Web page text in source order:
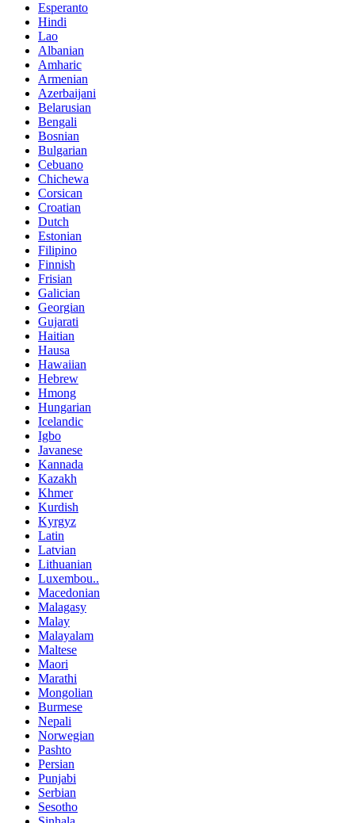
Esperanto
Hindi
Lao
Albanian
Amharic
Armenian
Azerbaijani
Belarusian
Bengali
Bosnian
Bulgarian
Cebuano
Chichewa
Corsican
Croatian
Dutch
Estonian
Filipino
Finnish
Frisian
Galician
Georgian
Gujarati
Haitian
Hausa
Hawaiian
Hebrew
Hmong
Hungarian
Icelandic
Igbo
Javanese
Kannada
Kazakh
Khmer
Kurdish
Kyrgyz
Latin
Latvian
Lithuanian
Luxembou..
Macedonian
Malagasy
Malay
Malayalam
Maltese
Maori
Marathi
Mongolian
Burmese
Nepali
Norwegian
Pashto
Persian
Punjabi
Serbian
Sesotho